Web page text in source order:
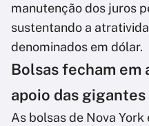
manutenção dos juros
sustentando a
denominados em dólar.
Bolsas fecham em
apoio das
As bolsas de Nova